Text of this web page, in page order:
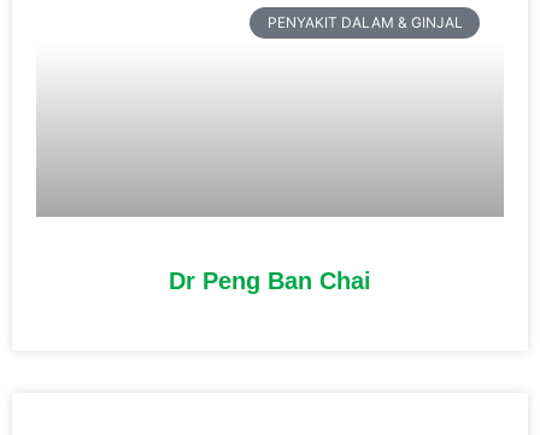
PENYAKIT DALAM & GINJAL
Dr Peng Ban Chai